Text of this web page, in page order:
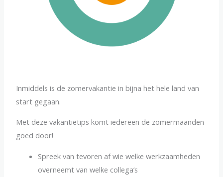
Inmiddels is de zomervakantie in bijna het hele land van
start gegaan.
Met deze vakantietips komt iedereen de zomermaanden
goed door!
Spreek van tevoren af wie welke werkzaamheden
overneemt van welke collega’s